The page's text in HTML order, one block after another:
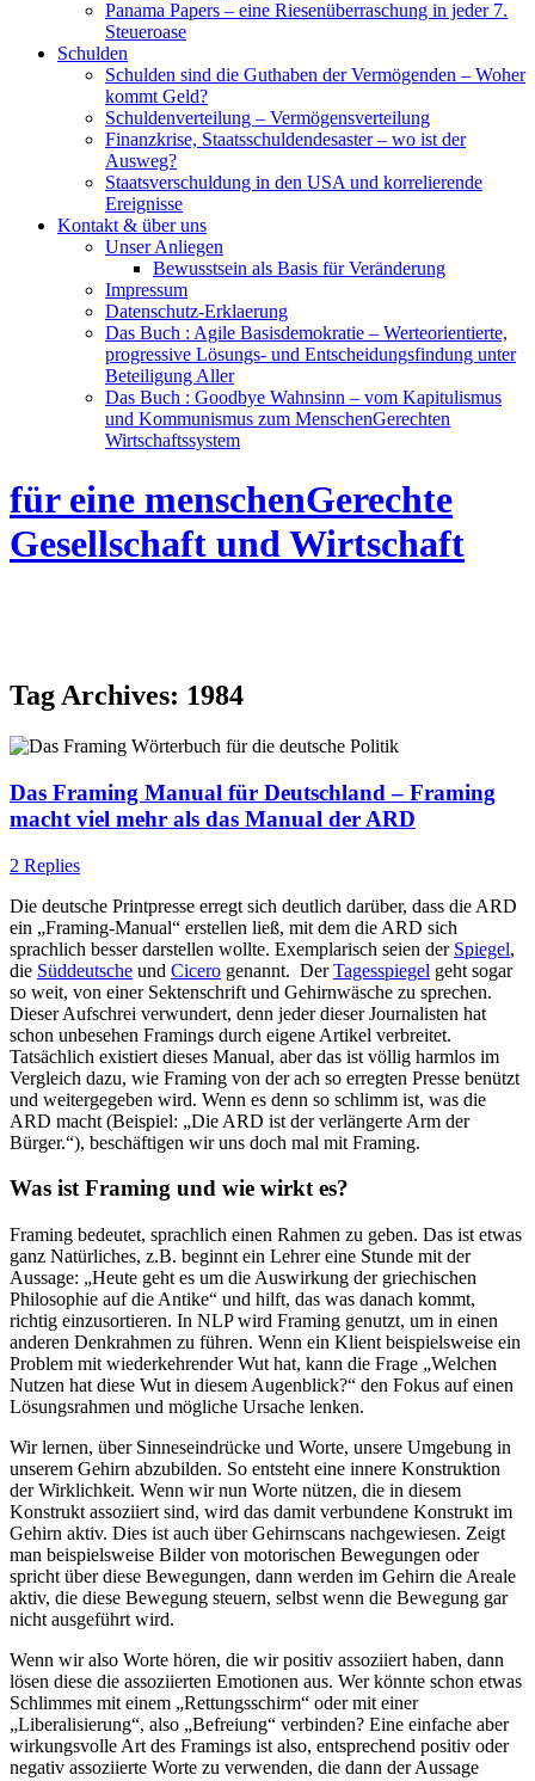
Panama Papers – eine Riesenüberraschung in jeder 7.
Steueroase
Schulden
Schulden sind die Guthaben der Vermögenden – Woher
kommt Geld?
Schuldenverteilung – Vermögensverteilung
Finanzkrise, Staatsschuldendesaster – wo ist der
Ausweg?
Staatsverschuldung in den USA und korrelierende
Ereignisse
Kontakt & über uns
Unser Anliegen
Bewusstsein als Basis für Veränderung
Impressum
Datenschutz-Erklaerung
Das Buch : Agile Basisdemokratie – Werteorientierte,
progressive Lösungs- und Entscheidungsfindung unter
Beteiligung Aller
Das Buch : Goodbye Wahnsinn – vom Kapitulismus
und Kommunismus zum MenschenGerechten
Wirtschaftssystem
für eine menschenGerechte
Gesellschaft und Wirtschaft
Tag Archives: 1984
Das Framing Manual für Deutschland – Framing
macht viel mehr als das Manual der ARD
2 Replies
Die deutsche Printpresse erregt sich deutlich darüber, dass die ARD
ein „Framing-Manual“ erstellen ließ, mit dem die ARD sich
sprachlich besser darstellen wollte. Exemplarisch seien der Spiegel,
die Süddeutsche und Cicero genannt. DerTagesspiegel geht sogar
so weit, von einer Sektenschrift und Gehirnwäsche zu sprechen.
Dieser Aufschrei verwundert, denn jeder dieser Journalisten hat
schon unbesehen Framings durch eigene Artikel verbreitet.
Tatsächlich existiert dieses Manual, aber das ist völlig harmlos im
Vergleich dazu, wie Framing von der ach so erregten Presse benützt
und weitergegeben wird. Wenn es denn so schlimm ist, was die
ARD macht (Beispiel: „Die ARD ist der verlängerte Arm der
Bürger.“), beschäftigen wir uns doch mal mit Framing.
Was ist Framing und wie wirkt es?
Framing bedeutet, sprachlich einen Rahmen zu geben. Das ist etwas
ganz Natürliches, z.B. beginnt ein Lehrer eine Stunde mit der
Aussage: „Heute geht es um die Auswirkung der griechischen
Philosophie auf die Antike“ und hilft, das was danach kommt,
richtig einzusortieren. In NLP wird Framing genutzt, um in einen
anderen Denkrahmen zu führen. Wenn ein Klient beispielsweise ein
Problem mit wiederkehrender Wut hat, kann die Frage „Welchen
Nutzen hat diese Wut in diesem Augenblick?“ den Fokus auf einen
Lösungsrahmen und mögliche Ursache lenken.
Wir lernen, über Sinneseindrücke und Worte, unsere Umgebung in
unserem Gehirn abzubilden. So entsteht eine innere Konstruktion
der Wirklichkeit. Wenn wir nun Worte nützen, die in diesem
Konstrukt assoziiert sind, wird das damit verbundene Konstrukt im
Gehirn aktiv. Dies ist auch über Gehirnscans nachgewiesen. Zeigt
man beispielsweise Bilder von motorischen Bewegungen oder
spricht über diese Bewegungen, dann werden im Gehirn die Areale
aktiv, die diese Bewegung steuern, selbst wenn die Bewegung gar
nicht ausgeführt wird.
Wenn wir also Worte hören, die wir positiv assoziiert haben, dann
lösen diese die assoziierten Emotionen aus. Wer könnte schon etwas
Schlimmes mit einem „Rettungsschirm“ oder mit einer
„Liberalisierung“, also „Befreiung“ verbinden? Eine einfache aber
wirkungsvolle Art des Framings ist also, entsprechend positiv oder
negativ assoziierte Worte zu verwenden, die dann der Aussage